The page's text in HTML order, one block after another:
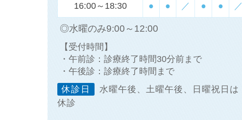
16:00～18:30 ● ● ／ ● ● ／
◎水曜のみ9:00～12:00
【受付時間】
・午前診：診療終了時間30分前まで
・午後診：診療終了時間まで
休診日
水曜午後、土曜午後、日曜祝日は
休診